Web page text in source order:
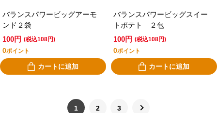
バランスパワービッグアーモ
ンド２袋
100円 (税込108円)
0ポイント
カートに追加
バランスパワービッグスイー
トポテト ２包
100円 (税込108円)
0ポイント
カートに追加
1 2 3